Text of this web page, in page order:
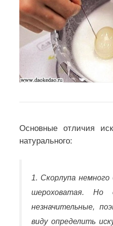
Основные отличия
натурального:
1. Скорлупа
шероховатая. Но
незначительные,
виду определить